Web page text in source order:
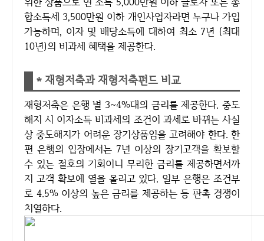
합소득세 3,500만원 이하 개인사업자라면 누구나 가입
가능하며, 이자 및 배당소득에 대하여 최소 7년 (최대
10년)의 비과세 혜택을 제공한다.
* 재형저축과 재형저축펀드 비교
재형저축은 은행 별 3~4%대의 금리를 제공한다. 중도
해지 시 이자소득 비과세의 조건이 과세로 바뀌는 사실
상 중도해지가 어려운 장기상품임을 고려해야 한다. 한
편 은행의 입장에서는 7년 이상의 장기고객을 확보할
수 있는 절호의 기회이니 무리한 금리를 제공하면서까
지 고객 확보에 열을 올리고 있다. 일부 은행은 조건부
로 4.5% 이상의 높은 금리를 제공하는 등 판촉 경쟁이
치열하다.